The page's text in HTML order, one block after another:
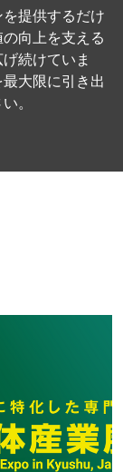
提供するだけ
向上を支える
続けていま
大限に引き出
。